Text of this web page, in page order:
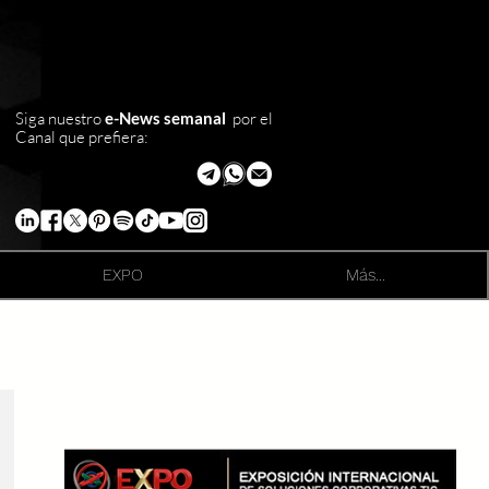
Siga nuestroe-News semanal por el
Canal que prefiera:
EXPO Más...